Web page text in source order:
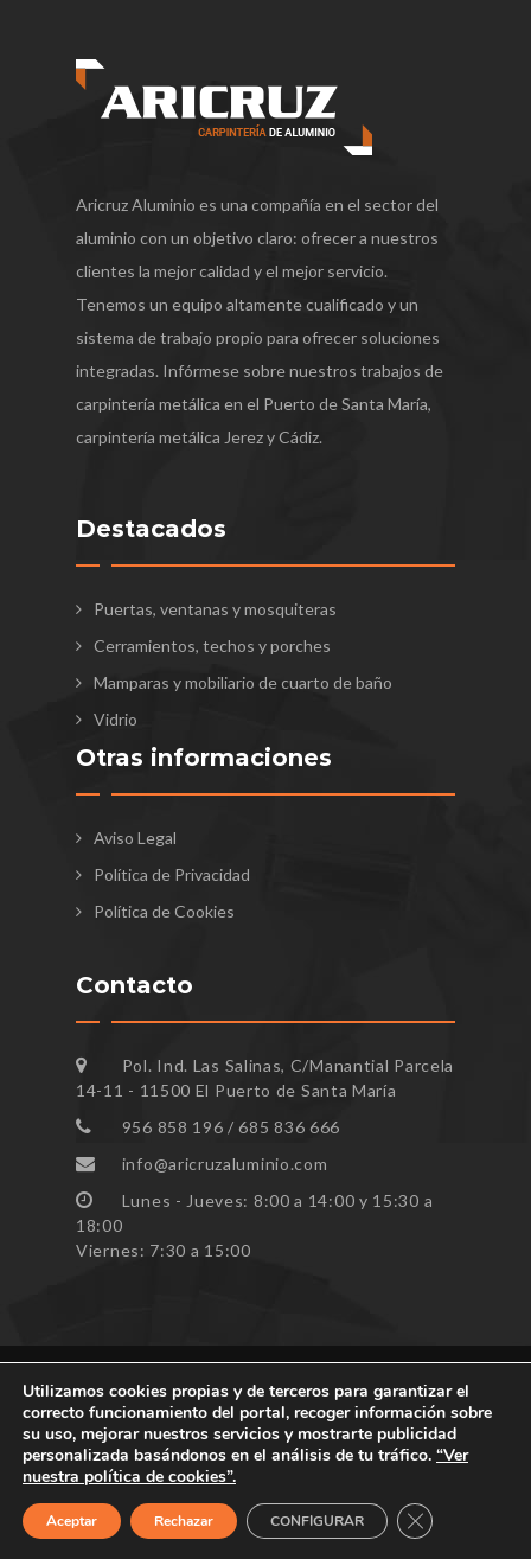
Aricruz Aluminio es una compañía en el sector del
aluminio con un objetivo claro: ofrecer a nuestros
clientes la mejor calidad y el mejor servicio.
Tenemos un equipo altamente cualificado y un
sistema de trabajo propio para ofrecer soluciones
integradas. Infórmese sobre nuestros trabajos de
carpintería metálica en el Puerto de Santa María,
carpintería metálica Jerez y Cádiz.
Destacados
Puertas, ventanas y mosquiteras
Cerramientos, techos y porches
Mamparas y mobiliario de cuarto de baño
Vidrio
Otras informaciones
Aviso Legal
Política de Privacidad
Política de Cookies
Contacto
Pol. Ind. Las Salinas, C/Manantial Parcela
14-11 - 11500 El Puerto de Santa María
956 858 196 / 685 836 666
info@aricruzaluminio.com
Lunes - Jueves: 8:00 a 14:00 y 15:30 a
18:00
Viernes: 7:30 a 15:00
Todos los derechos reservados ARICRUZ © 2023
Utilizamos cookies propias y de terceros para garantizar el
correcto funcionamiento del portal, recoger información sobre
su uso, mejorar nuestros servicios y mostrarte publicidad
personalizada basándonos en el análisis de tu tráfico. “Ver
nuestra política de cookies”.
Aceptar Rechazar CONFIGURAR CERRAR EL